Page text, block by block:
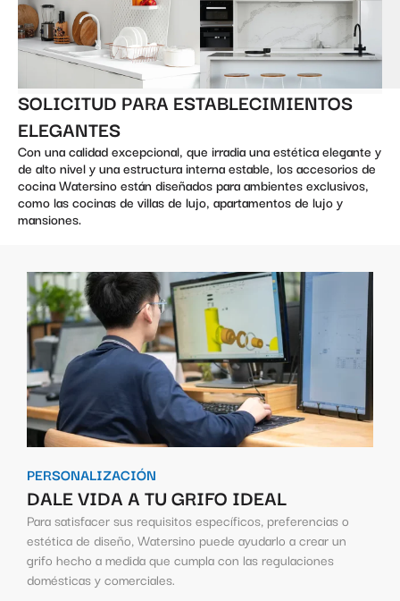
SOLICITUD PARA ESTABLECIMIENTOS
ELEGANTES
Con una calidad excepcional, que irradia una estética elegante y
de alto nivel y una estructura interna estable, los accesorios de
cocina Watersino están diseñados para ambientes exclusivos,
como las cocinas de villas de lujo, apartamentos de lujo y
mansiones.
PERSONALIZACIÓN
DALE VIDA A TU GRIFO IDEAL
Para satisfacer sus requisitos específicos, preferencias o
estética de diseño, Watersino puede ayudarlo a crear un
grifo hecho a medida que cumpla con las regulaciones
domésticas y comerciales.